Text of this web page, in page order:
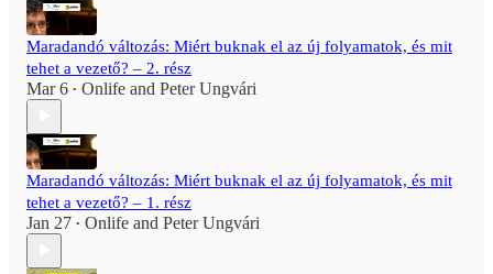
Maradandó változás: Miért buknak el az új folyamatok, és mit
tehet a vezető? – 2. rész
Mar 6 • Onlife and Peter Ungvári
Maradandó változás: Miért buknak el az új folyamatok, és mit
tehet a vezető? – 1. rész
Jan 27 • Onlife and Peter Ungvári